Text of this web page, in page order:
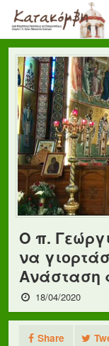
Ο π.
να
Ανάσταση
18/04/2020
Share